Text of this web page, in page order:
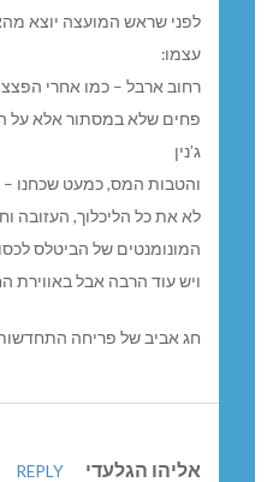
לפני שראש המועצה יוצא
עצמו:
רחוב ארבל – כמו אחרי
פחים שלא במסתור אלא על
ג’נין
והטבות המס, כמעט שכחנו
לא את כל הליכלוך, העזובה
המונומנטים של הביטלס
ויש עוד הרבה אבל באווירת
חג אביב של פריחה
אליהו הגלעדי
REPLY